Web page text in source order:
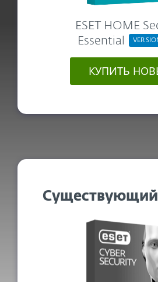
ESET HOME
Essential
КУПИТЬ
Существующий